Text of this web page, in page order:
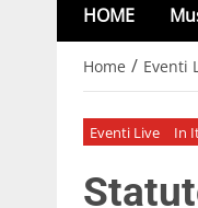
HOME
Home / Eventi
Eventi Live In